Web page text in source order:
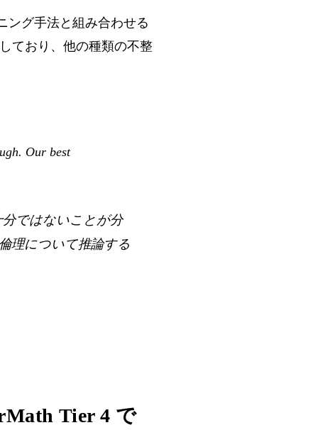
ング手法と組み合わせる
ており、他の種類の不整
Our best
ではないことが分
理について推論する
Tier 4 で